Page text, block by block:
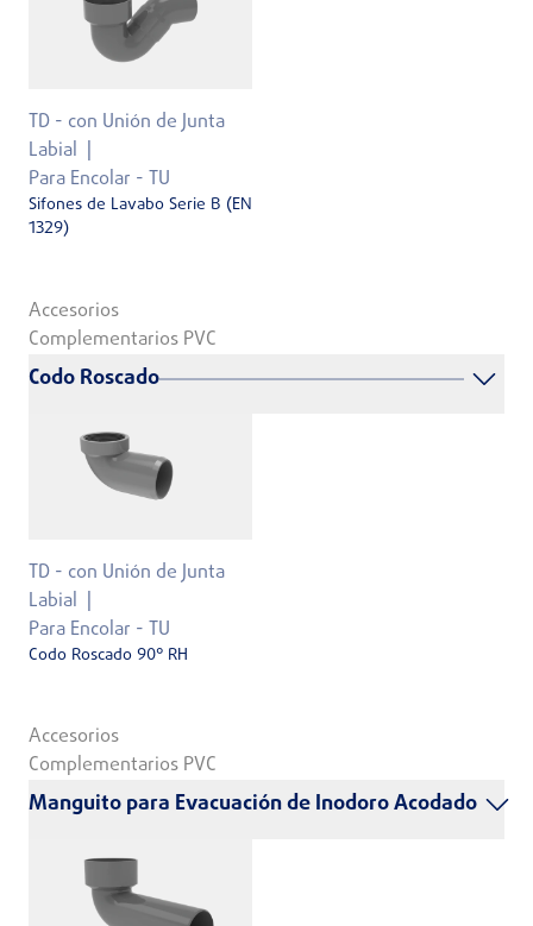
TD - con Unión de Junta
Labial
Para Encolar - TU
Sifones de Lavabo Serie B (EN
1329)
Accesorios
Complementarios PVC
Codo Roscado
TD - con Unión de Junta
Labial
Para Encolar - TU
Codo Roscado 90° RH
Accesorios
Complementarios PVC
Manguito para Evacuación de Inodoro Acodado